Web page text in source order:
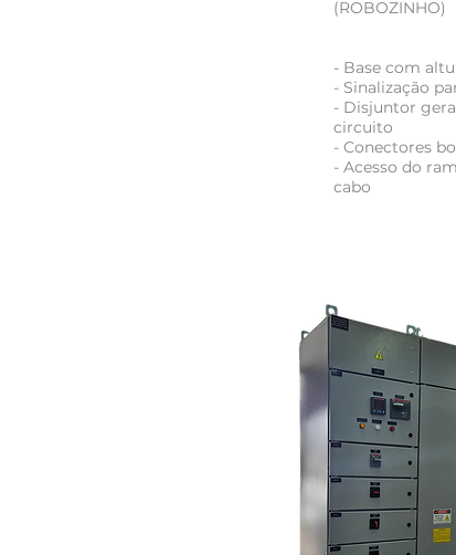
(ROBOZINHO)
- Base com
- Sinalização
- Disjuntor
circuito
- Conectores
- Acesso do
cabo